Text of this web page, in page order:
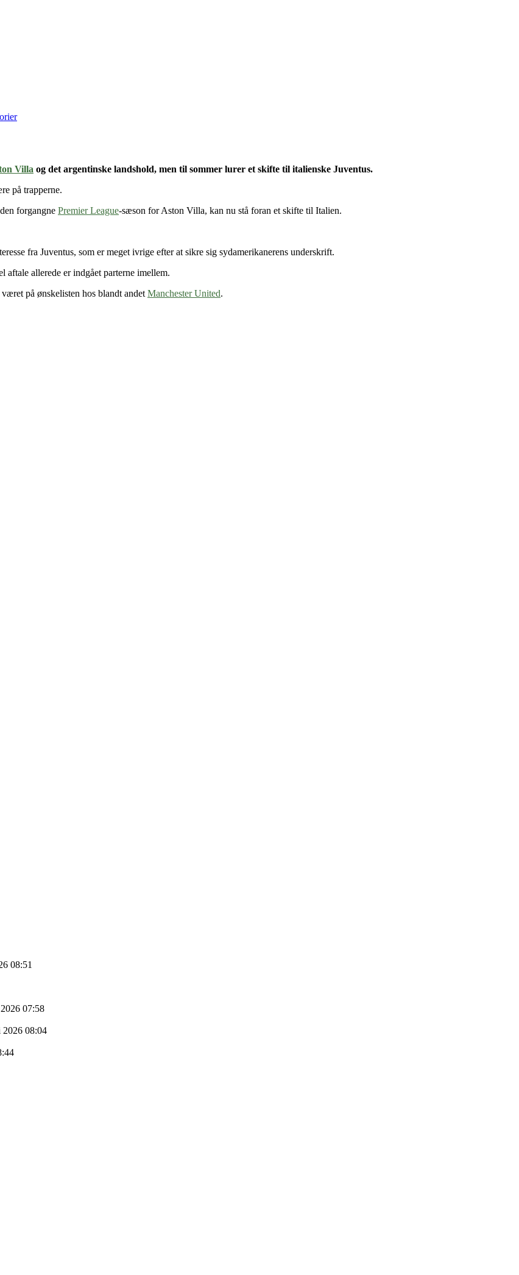
Villa og det argentinske landshold, men til sommer lurer et skifte til italienske Juventus.
på trapperne.
forgangne Premier League-sæson for Aston Villa, kan nu stå foran et skifte til Italien.
fra Juventus, som er meget ivrige efter at sikre sig sydamerikanerens underskrift.
allerede er indgået parterne imellem.
på ønskelisten hos blandt andet Manchester United.
08:51
07:58
2026 08:04